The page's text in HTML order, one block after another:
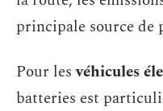
principale source de
Pour lesvéhicules
batteries est